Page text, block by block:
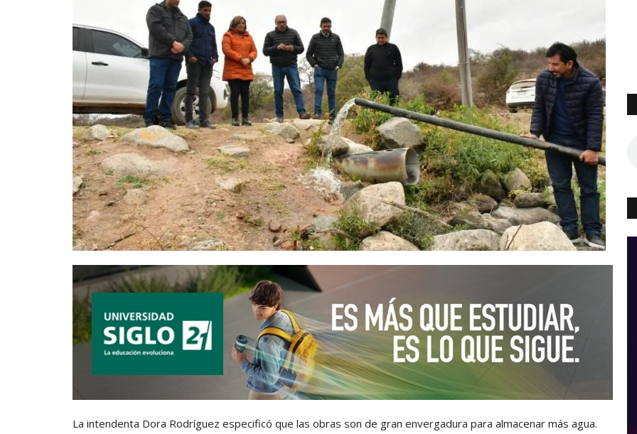
La intendenta Dora Rodríguez especificó que las obras son de gran envergadura para almacenar más agua.